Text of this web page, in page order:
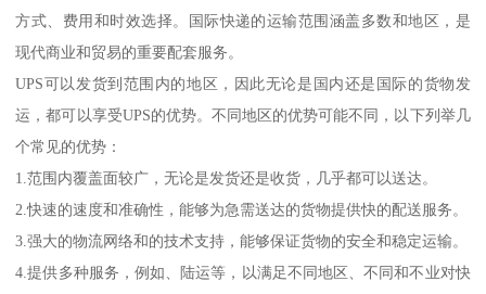
方式、费用和时效选择。国际快递的运输范围涵盖多数和地区，是
现代商业和贸易的重要配套服务。
UPS可以发货到范围内的地区，因此无论是国内还是国际的货物发
运，都可以享受UPS的优势。不同地区的优势可能不同，以下列举几
个常见的优势：
1.范围内覆盖面较广，无论是发货还是收货，几乎都可以送达。
2.快速的速度和准确性，能够为急需送达的货物提供快的配送服务。
3.强大的物流网络和的技术支持，能够保证货物的安全和稳定运输。
4.提供多种服务，例如、陆运等，以满足不同地区、不同和不业对快